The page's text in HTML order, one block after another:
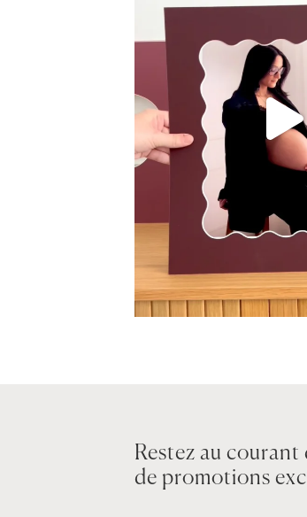
Restez au
de promotions